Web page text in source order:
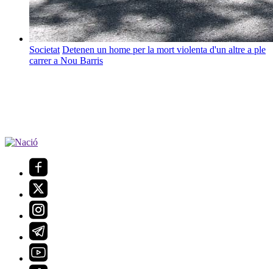
Societat Detenen un home per la mort violenta d'un altre a ple
carrer a Nou Barris